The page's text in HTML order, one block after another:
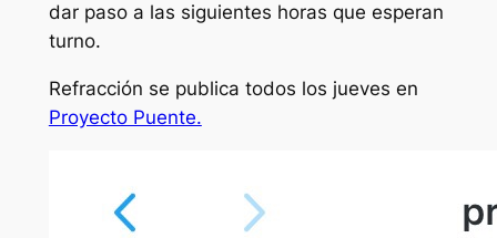
dar paso a las siguientes horas que esperan
turno.
Refracción se publica todos los jueves en
Proyecto Puente.